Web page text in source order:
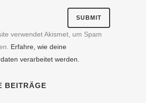
verwendet Akismet, um Spam
Erfahre, wie deine
verarbeitet werden.
BEITRÄGE